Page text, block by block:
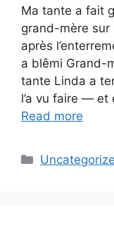
Ma tante a fait
grand-mère
après
a blêmi Grand-
tante Linda a
l’a vu faire — et
Read more
Categories